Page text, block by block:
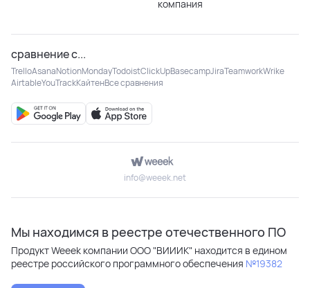
компания
сравнение с...
TrelloAsanaNotionMondayTodoistClickUpBasecampJiraTeamworkWrike
AirtableYouTrackКайтенВсе сравнения
info@weeek.net
Мы находимся в реестре отечественного ПО
Продукт Weeek компании ООО "ВИИИК" находится в едином
реестре российского программного обеспечения №19382